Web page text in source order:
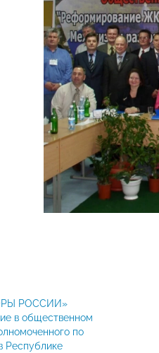
РОССИИ»
в общественном
по
Республике